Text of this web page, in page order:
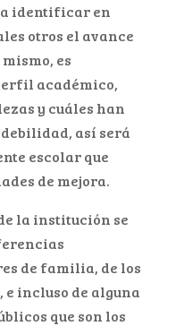
identificar en
otros el avance
es
académico,
y cuáles han
así será
escolar que
de mejora.
la institución se
de familia, de los
e incluso de alguna
que son los